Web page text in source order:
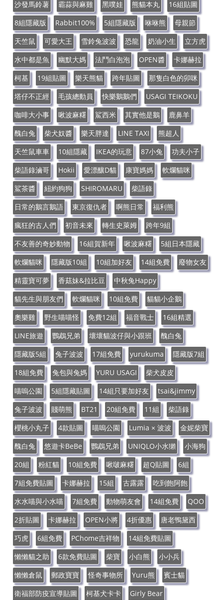
沙發馬鈴薯 霸蒜與麻雞 黑噗娃 熊貓本丸
16組貼圖
8組隱藏版
Rabbit100% 5組隱藏版 咻咻熊
母親節
天竺鼠
可愛大王 雪鈴兔波波 恐龍 奶油小生
立方虎
水中都是魚
幽默大媽 法鬥白泡泡 OPEN醬
卡娜赫拉
柯基
19組貼圖 樂天熊貓 跨年貼圖
那隻白色的卯咪
塔仔不正經
毛孩總動員 快樂鵝鵝們
USAGI TEIKOKU
咖啡大小事
啾波麻糬 鯊西米 其實他是鵝
鹿鼻羊
醜白兔
柴犬奴醬 樂天胖達 LINE TAXI
熊超人
天竺鼠車車
10組隱藏 IKEA的玩意 87小兔
功夫小子
柴語錄滷哥
Hokii 愛漂釀D貓 康寶媽媽
軟爛貓咪
鯊茶醬
紐約狗狗 SHIROMARU
柴語錄
日常的鵝言鵝語
東京復仇者 啊熊日常
福利熊
瘋狂的古人們
初音未來 轉生史萊姆
跨年9組
不友善的奇妙動物
16組賀新年 啾波麻糬
5組日本隱藏
軟爛貓咪
隱藏版10組 10組加好友 14組免費
廢物女友
精靈寶可夢
香菇妹&拉比豆
中秋兔Happy
貓先生與朋友們
軟爛貓咪 10組免費
貓貓小企鵝
奧樂雞
野生喵喵怪 免費12組 福音戰士
16組精選
LINE旅遊
鸚鵡兄弟 壞壞貓波仔與小跟班
醜白兔
隱藏版5組
兔子波波 17組免費 yurukuma
隱藏版7組
18組免費
兔包與兔媽 YURU USAGI
柴犬皮皮
喵嗚公園
5組隱藏貼圖 14組只要加好友
tsai&jimmy
兔子波波
賤萌熊 BT21 20組免費 11組
柴語錄
櫻桃小丸子
4款貼圖 喵嗚公園 Lumia × 波波
金妮柴寶
醜白兔
悠遊卡BeBe 鸚鵡兄弟 UNIQLO小水獺
小海狗
20組
粉紅貓 10組免費 啾啵麻糬 超Q貼圖
6組
7組免費貼圖
卡娜赫拉 15組 古露露
吃到飽阿飽
水水喵與小水喵
7組免費 動物萌友會 14組免費
QOO
2折貼圖
卡娜赫拉 OPEN小將 4折優惠
唐老鴨黛西
巧虎
6組免費 PChome吉祥物
14組免費貼圖
懶懶貓之助
6款免費貼圖 柴寶 小白熊
小小兵
懶懶倉鼠
郵政寶寶 怪奇事物所 Yuru熊
賓士貓
衛福部防疫宣導貼圖
柯基犬卡卡
Girly Bear